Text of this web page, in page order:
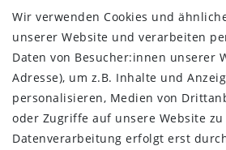
AGB
Barrierefreiheitserklärung
Widerrufs­recht
Kontakt
Vertrag widerrufen
INFORMATIONEN:
Wir verwenden Cookies und
unserer Website und verarbeiten
Daten von Besucher:innen unserer
Adresse), um z.B. Inhalte und
personalisieren, Medien von
oder Zugriffe auf unsere Website
Datenverarbeitung erfolgt erst